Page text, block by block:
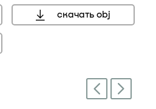
скачать obj
Previous Next